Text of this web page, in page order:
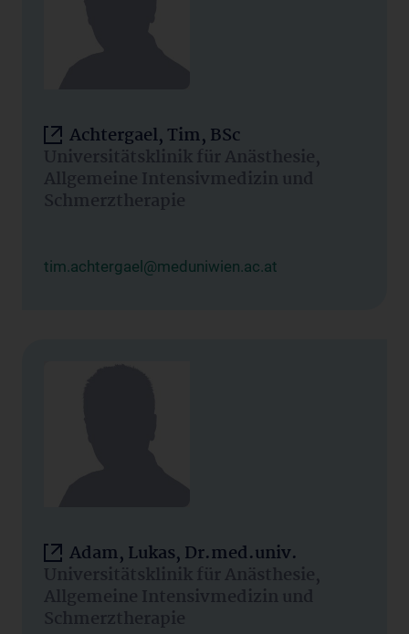
Achtergael, Tim, BSc
Universitätsklinik für Anästhesie,
Allgemeine Intensivmedizin und
Schmerztherapie
tim.achtergael@meduniwien.ac.at
Adam, Lukas, Dr.med.univ.
Universitätsklinik für Anästhesie,
Allgemeine Intensivmedizin und
Schmerztherapie